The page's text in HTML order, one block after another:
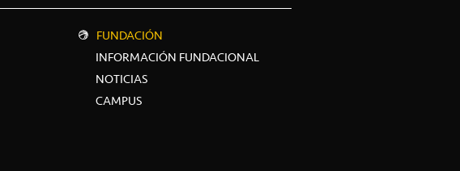
FUNDACIÓN
INFORMACIÓN FUNDACIONAL
NOTICIAS
CAMPUS